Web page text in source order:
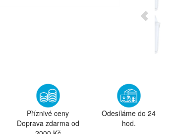
Příznivé ceny
Doprava zdarma od
Odesíláme do 24
hod.